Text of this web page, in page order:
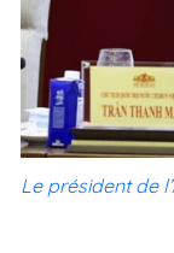
Le président de